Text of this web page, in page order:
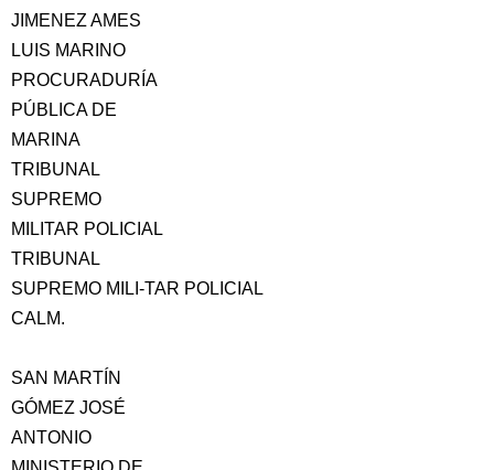
JIMENEZ AMES
LUIS MARINO
PROCURADURÍA
PÚBLICA DE
MARINA
TRIBUNAL
SUPREMO
MILITAR POLICIAL
TRIBUNAL
SUPREMO MILI-TAR POLICIAL
CALM.
SAN MARTÍN
GÓMEZ JOSÉ
ANTONIO